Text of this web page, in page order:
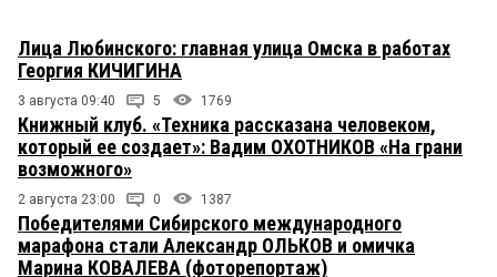
Лица Любинского: главная улица Омска в работах
Георгия КИЧИГИНА
3 августа 09:40 5 1769
Книжный клуб. «Техника рассказана человеком,
который ее создает»: Вадим ОХОТНИКОВ «На грани
возможного»
2 августа 23:00 0 1387
Победителями Сибирского международного
марафона стали Александр ОЛЬКОВ и омичка
Марина КОВАЛЕВА (фоторепортаж)